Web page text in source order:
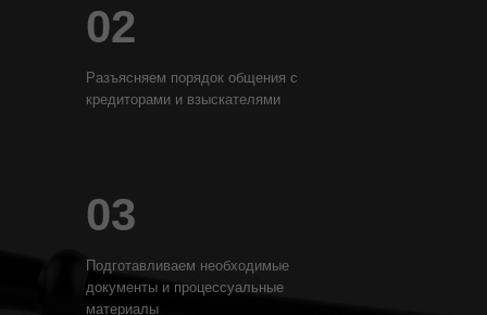
02
Разъясняем порядок общения с
кредиторами и взыскателями
03
Подготавливаем необходимые
документы и процессуальные
материалы